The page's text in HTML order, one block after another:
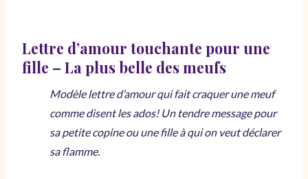
Lettre d’amour touchante pour une
fille – La plus belle des meufs
Modèle lettre d’amour qui fait craquer une meuf
comme disent les ados! Un tendre message pour
sa petite copine ou une fille à qui on veut déclarer
sa flamme.